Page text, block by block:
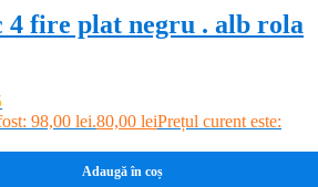
4 fire plat negru . alb rola
98,00 lei.80,00 leiPrețul curent este:
Adaugă în coș